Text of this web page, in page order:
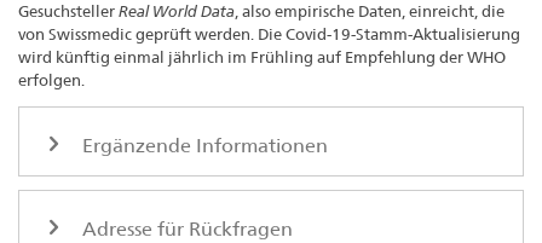
GesuchstellerReal World Data, also empirische Daten, einreicht, die
von Swissmedic geprüft werden. Die Covid-19-Stamm-Aktualisierung
wird künftig einmal jährlich im Frühling auf Empfehlung der WHO
erfolgen.
Ergänzende Informationen
Adresse für Rückfragen